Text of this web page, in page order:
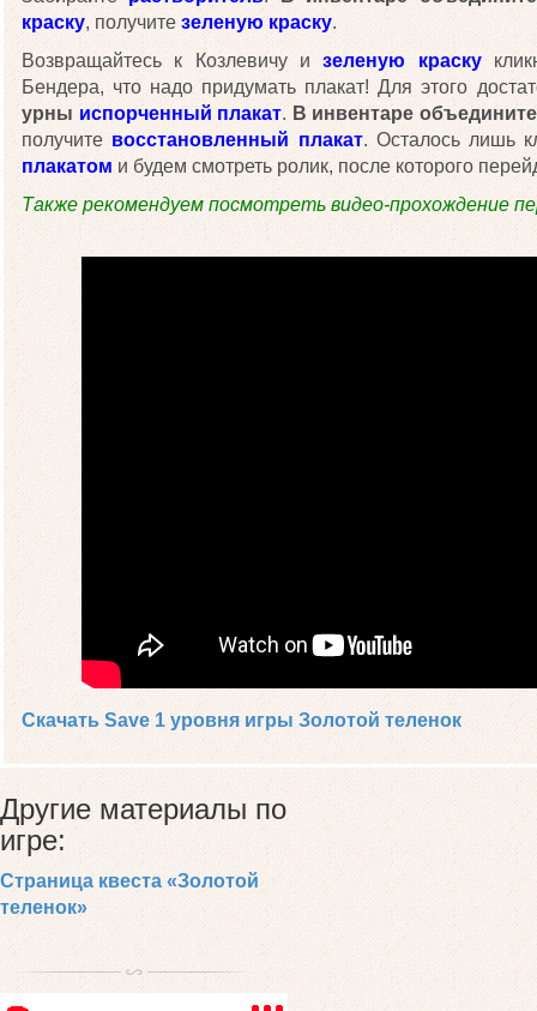
краску, получите зеленую краску.
Возвращайтесь к Козлевичу изеленую краску
Бендера, что надо придумать плакат! Для этого
урны испорченный плакат. В инвентаре
получите восстановленный плакат. Осталось лишь
плакатом и будем смотреть ролик, после которого
Также рекомендуем посмотреть видео-прохождение
Скачать Save 1 уровня игры Золотой теленок
Другие материалы по
игре:
Страница квеста «Золотой
теленок»